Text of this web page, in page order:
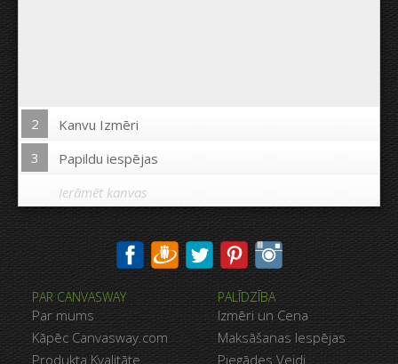
2
Kanvu Izmēri
3
Papildu iespējas
Drukāt uz kanvas malām:
Nē
Attālums starp bildēm:
Ierāmēt kanvas
PAR CANVASWAY
Par mums
Kāpēc Canvasway.com
Produkta Kvalitāte
PALĪDZĪBA
Izmēri un Cena
Maksāšanas Iespējas
Piegādes Veidi